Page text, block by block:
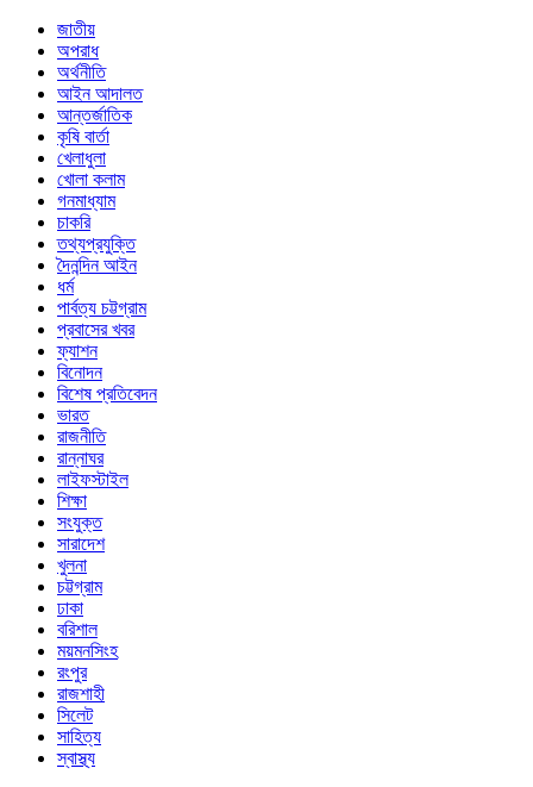
জাতীয়
অপরাধ
অর্থনীতি
আইন আদালত
আন্তর্জাতিক
কৃষি বার্তা
খেলাধুলা
খোলা কলাম
গনমাধ্যাম
চাকরি
তথ্যপ্রযুক্তি
দৈনন্দিন আইন
ধর্ম
পার্বত্য চট্টগ্রাম
প্রবাসের খবর
ফ্যাশন
বিনোদন
বিশেষ প্রতিবেদন
ভারত
রাজনীতি
রান্নাঘর
লাইফস্টাইল
শিক্ষা
সংযুক্ত
সারাদেশ
খুলনা
চট্টগ্রাম
ঢাকা
বরিশাল
ময়মনসিংহ
রংপুর
রাজশাহী
সিলেট
সাহিত্য
স্বাস্থ্য